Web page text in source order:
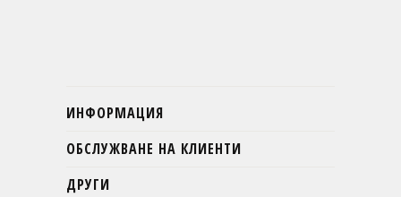
ИНФОРМАЦИЯ
ОБСЛУЖВАНЕ НА КЛИЕНТИ
ДРУГИ